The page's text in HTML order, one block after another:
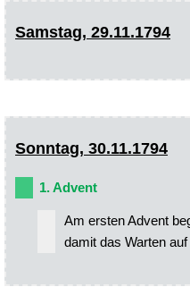
Samstag, 29.11.1794
Sonntag, 30.11.1794
1. Advent
Am ersten Advent
damit das Warten